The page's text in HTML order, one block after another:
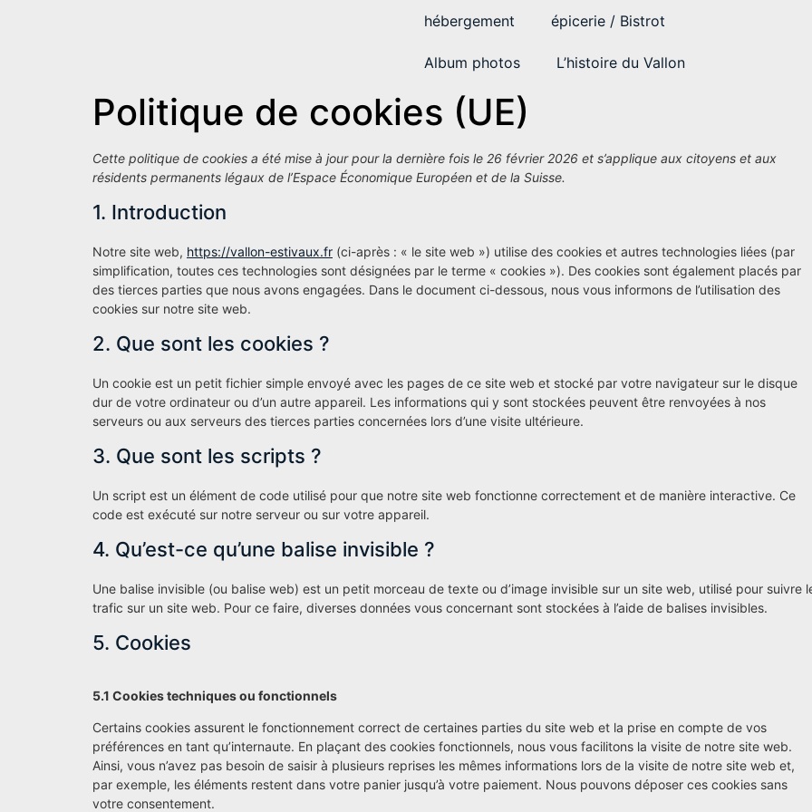
hébergement épicerie / Bistrot
Album photos L’histoire du Vallon
Politique de cookies (UE)
Cette politique de cookies a été mise à jour pour la dernière fois le 26 février 2026 et s’applique aux citoyens et aux
résidents permanents légaux de l’Espace Économique Européen et de la Suisse.
1. Introduction
Notre site web, https://vallon-estivaux.fr (ci-après : « le site web ») utilise des cookies et autres technologies liées (par
simplification, toutes ces technologies sont désignées par le terme « cookies »). Des cookies sont également placés par
des tierces parties que nous avons engagées. Dans le document ci-dessous, nous vous informons de l’utilisation des
cookies sur notre site web.
2. Que sont les cookies ?
Un cookie est un petit fichier simple envoyé avec les pages de ce site web et stocké par votre navigateur sur le disque
dur de votre ordinateur ou d’un autre appareil. Les informations qui y sont stockées peuvent être renvoyées à nos
serveurs ou aux serveurs des tierces parties concernées lors d’une visite ultérieure.
3. Que sont les scripts ?
Un script est un élément de code utilisé pour que notre site web fonctionne correctement et de manière interactive. Ce
code est exécuté sur notre serveur ou sur votre appareil.
4. Qu’est-ce qu’une balise invisible ?
Une balise invisible (ou balise web) est un petit morceau de texte ou d’image invisible sur un site web, utilisé pour suivre
trafic sur un site web. Pour ce faire, diverses données vous concernant sont stockées à l’aide de balises invisibles.
5. Cookies
5.1 Cookies techniques ou fonctionnels
Certains cookies assurent le fonctionnement correct de certaines parties du site web et la prise en compte de vos
préférences en tant qu’internaute. En plaçant des cookies fonctionnels, nous vous facilitons la visite de notre site web.
Ainsi, vous n’avez pas besoin de saisir à plusieurs reprises les mêmes informations lors de la visite de notre site web et,
par exemple, les éléments restent dans votre panier jusqu’à votre paiement. Nous pouvons déposer ces cookies sans
votre consentement.